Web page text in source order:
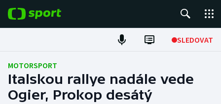
SLEDOVAT
Fotbal
Hokej
MOTORSPORT
Italskou rallye nadále vede
Ogier, Prokop desátý